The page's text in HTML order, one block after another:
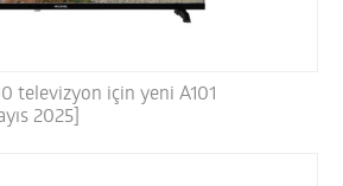
televizyon için yeni A101
2025]